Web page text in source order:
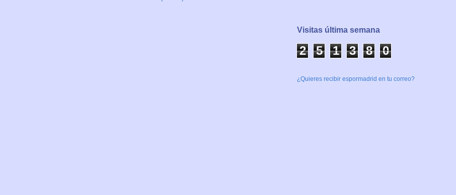
Visitas última semana
2 5 1 3 8 0
¿Quieres recibir espormadrid en tu correo?